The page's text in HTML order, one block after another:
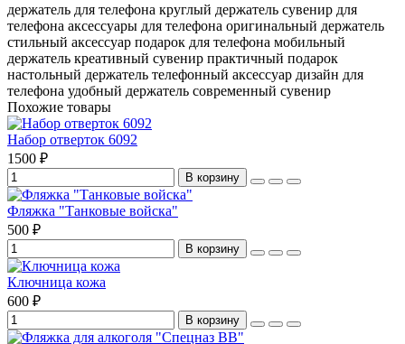
держатель для телефона круглый держатель сувенир для
телефона аксессуары для телефона оригинальный держатель
стильный аксессуар подарок для телефона мобильный
держатель креативный сувенир практичный подарок
настольный держатель телефонный аксессуар дизайн для
телефона удобный держатель современный сувенир
Похожие товары
Набор отверток 6092
1500 ₽
В корзину
Фляжка "Танковые войска"
500 ₽
В корзину
Ключница кожа
600 ₽
В корзину